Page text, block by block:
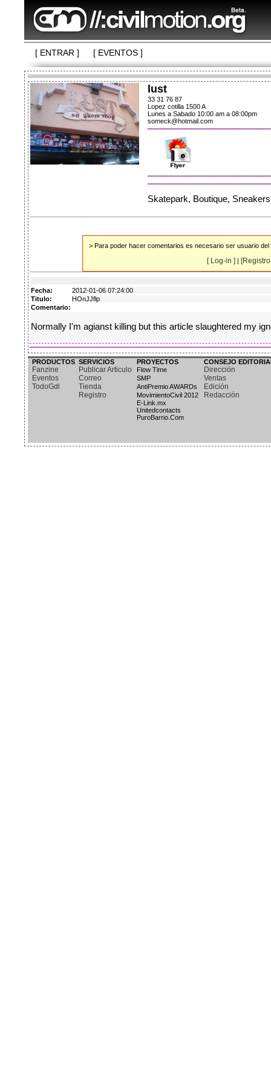
[ EVENTOS ]
[ ENTRAR ]
lust
33 31 76 87
Lopez cotilla 1500 A
Lunes a Sabado 10:00 am a 08:00pm
someck@hotmail.com
Skatepark, Boutique,
> Para poder hacer comentarios es necesario ser usuario del
[ Log-in ] |
Fecha:
2012-01-06 07:24:00
Titulo:
HOnJJflp
Comentario:
Normally I'm agianst killing but this article slaughtered my
PRODUCTOS SERVICIOS PROYECTOS CONSEJO
Fanzine Publicar Articulo Flow Time
Dirección
Eventos
Correo SMP
Ventas
TodoGdl
Tienda AntiPremio AWARDs
Edición
Registro
MovimientoCivil 2012 Redacción
E-Link.mx
Unitedcontacts
PuroBarrio.Com